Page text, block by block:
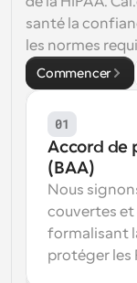
santé la
les normes
Commencer
01
Accord de
(BAA)
Nous
couvertes et
formalisant
protéger les